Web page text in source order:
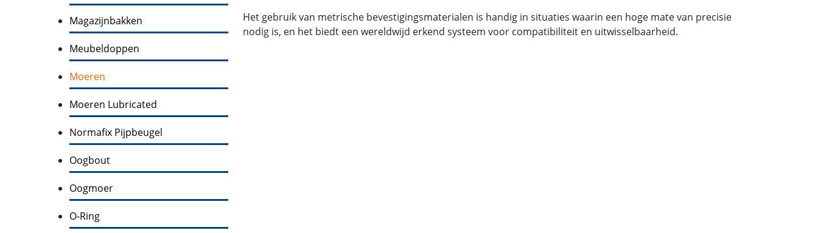
Magazijnbakken
Meubeldoppen
Moeren
Moeren Lubricated
Normafix Pijpbeugel
Oogbout
Oogmoer
O-Ring
Het gebruik van metrische bevestigingsmaterialen is handig in situaties waarin een hoge mate van precisie
nodig is, en het biedt een wereldwijd erkend systeem voor compatibiliteit en uitwisselbaarheid.